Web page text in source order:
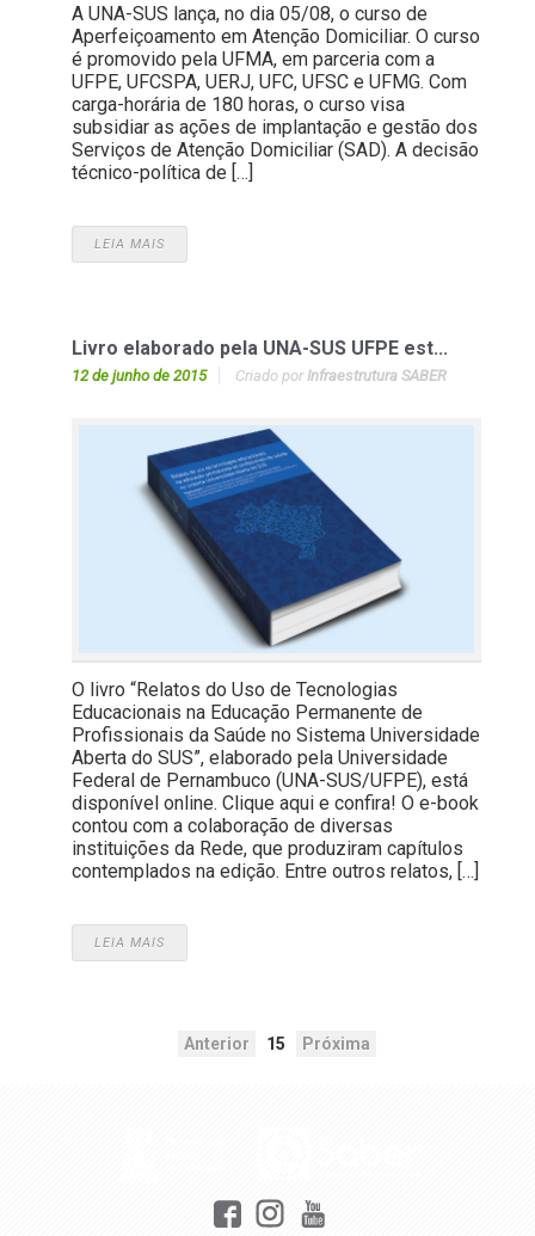
A UNA-SUS lança, no dia 05/08, o curso de
Aperfeiçoamento em Atenção Domiciliar. O curso
é promovido pela UFMA, em parceria com a
UFPE, UFCSPA, UERJ, UFC, UFSC e UFMG. Com
carga-horária de 180 horas, o curso visa
subsidiar as ações de implantação e gestão dos
Serviços de Atenção Domiciliar (SAD). A decisão
técnico-política de […]
LEIA MAIS
Livro elaborado pela UNA-SUS UFPE est...
12 de junho de 2015 Criado por Infraestrutura SABER
O livro “Relatos do Uso de Tecnologias
Educacionais na Educação Permanente de
Profissionais da Saúde no Sistema Universidade
Aberta do SUS”, elaborado pela Universidade
Federal de Pernambuco (UNA-SUS/UFPE), está
disponível online. Clique aqui e confira! O e-book
contou com a colaboração de diversas
instituições da Rede, que produziram capítulos
contemplados na edição. Entre outros relatos, […]
LEIA MAIS
Anterior 15 Próxima